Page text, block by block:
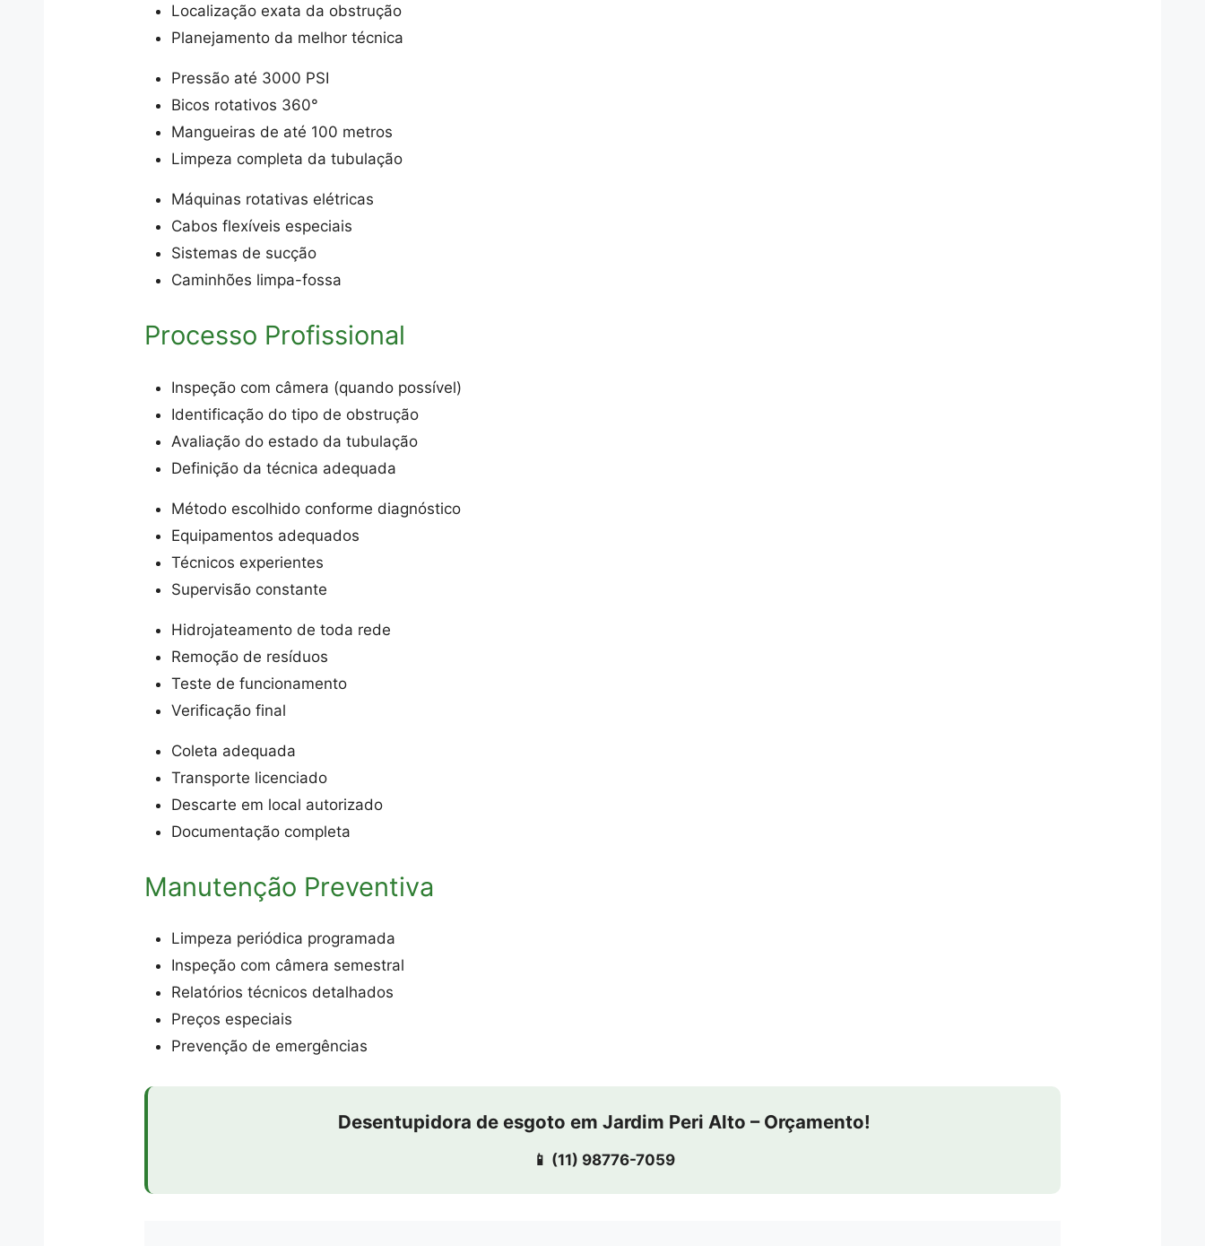
Localização exata da obstrução
Planejamento da melhor técnica
Pressão até 3000 PSI
Bicos rotativos 360°
Mangueiras de até 100 metros
Limpeza completa da tubulação
Máquinas rotativas elétricas
Cabos flexíveis especiais
Sistemas de sucção
Caminhões limpa-fossa
Processo Profissional
Inspeção com câmera (quando possível)
Identificação do tipo de obstrução
Avaliação do estado da tubulação
Definição da técnica adequada
Método escolhido conforme diagnóstico
Equipamentos adequados
Técnicos experientes
Supervisão constante
Hidrojateamento de toda rede
Remoção de resíduos
Teste de funcionamento
Verificação final
Coleta adequada
Transporte licenciado
Descarte em local autorizado
Documentação completa
Manutenção Preventiva
Limpeza periódica programada
Inspeção com câmera semestral
Relatórios técnicos detalhados
Preços especiais
Prevenção de emergências
Desentupidora de esgoto em Jardim Peri Alto – Orçamento!
📱 (11) 98776-7059